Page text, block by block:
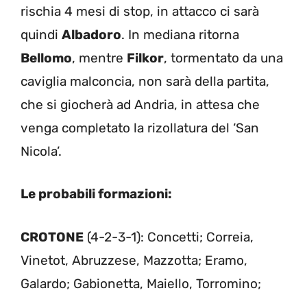
rischia 4 mesi di stop, in attacco ci sarà
quindi Albadoro. In mediana ritorna
Bellomo, mentre Filkor, tormentato da una
caviglia malconcia, non sarà della partita,
che si giocherà ad Andria, in attesa che
venga completato la rizollatura del ‘San
Nicola’.
Le probabili formazioni:
CROTONE (4-2-3-1): Concetti; Correia,
Vinetot, Abruzzese, Mazzotta; Eramo,
Galardo; Gabionetta, Maiello, Torromino;